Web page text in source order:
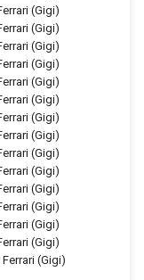
(Gigi)
(Gigi)
(Gigi)
(Gigi)
(Gigi)
(Gigi)
(Gigi)
(Gigi)
(Gigi)
(Gigi)
(Gigi)
(Gigi)
(Gigi)
(Gigi)
(Gigi)